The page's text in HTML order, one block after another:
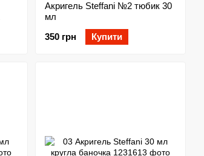
Акригель Steffani №2 тюбик 30
мл
350 грн
Купити